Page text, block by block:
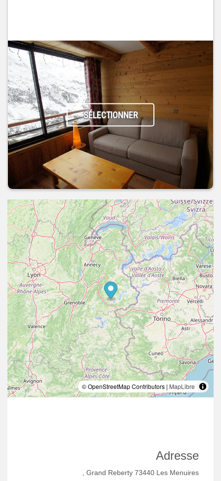
SÉLECTIONNER
© OpenStreetMap Contributors | MapLibre
Adresse
, Grand Reberty 73440 Les Menuires